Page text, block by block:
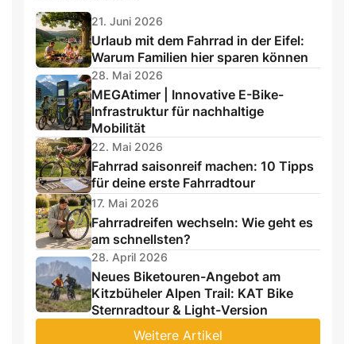
21. Juni 2026
Urlaub mit dem Fahrrad in der Eifel:
Warum Familien hier sparen können
28. Mai 2026
MEGAtimer | Innovative E-Bike-
Infrastruktur für nachhaltige
Mobilität
22. Mai 2026
Fahrrad saisonreif machen: 10 Tipps
für deine erste Fahrradtour
17. Mai 2026
Fahrradreifen wechseln: Wie geht es
am schnellsten?
28. April 2026
Neues Biketouren-Angebot am
Kitzbüheler Alpen Trail: KAT Bike
Sternradtour & Light-Version
Weitere Artikel